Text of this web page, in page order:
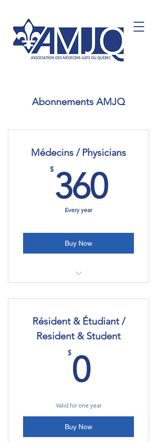
Abonnements AMJQ
Médecins / Physicians
$ 360360$
Every year
Buy Now
Programmes de formation
continue
Abonnement à l'infolettre de
Résident & Étudiant /
Resident & Student
$00$
Valid for one year
Buy Now